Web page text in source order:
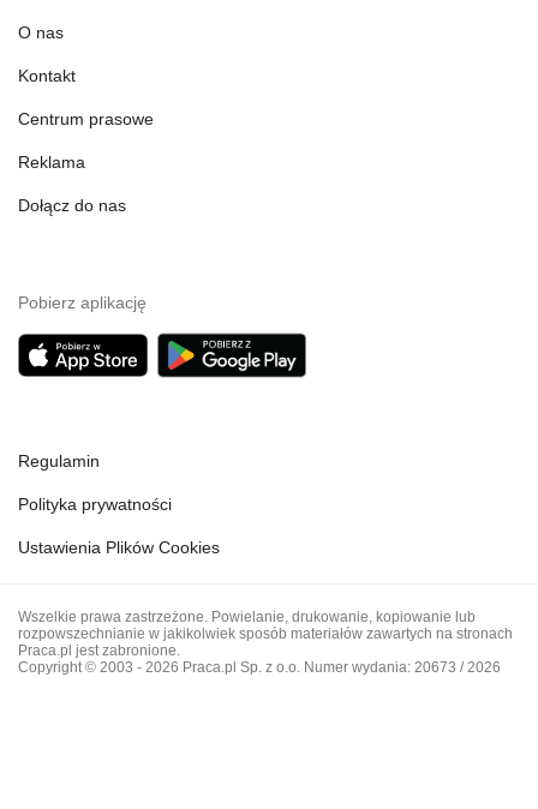
O nas
Kontakt
Centrum prasowe
Reklama
Dołącz do nas
Pobierz aplikację
Regulamin
Polityka prywatności
Ustawienia Plików Cookies
Wszelkie prawa zastrzeżone. Powielanie, drukowanie, kopiowanie lub
rozpowszechnianie w jakikolwiek sposób materiałów zawartych na stronach
Praca.pl jest zabronione.
Copyright © 2003 - 2026 Praca.pl Sp. z o.o. Numer wydania: 20673 / 2026